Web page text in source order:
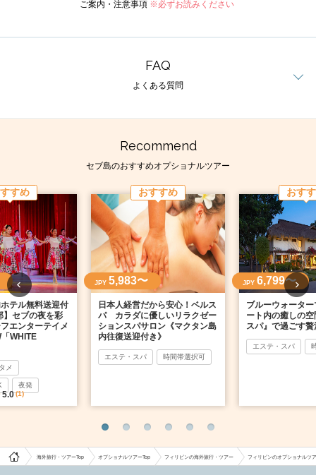
ご案内・注意事項 ※必ずお読みください
FAQ
よくある質問
Recommend
セブ島のおすすめオプショナルツアー
すめ
テル無料送迎付
】セブの夜を彩
エンターテイメ
WHITE
メ
夜発
5.0(1)
おすすめ
JPY 5,983〜
日本人経営だから安心！ベルス
パ カラダに優しいリラクゼー
ションスパサロン《マクタン島
内往復送迎付き》
エステ・スパ 時間帯選択可
おす
JPY 6,799〜
ブルーウォータ
ート内の癒しの
スパ』で過ごす
エステ・スパ
海外旅行・ツアーTop オプショナルツアーTop フィリピンの海外旅行・ツアー フィリピンのオプショナルツ